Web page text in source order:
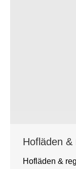
Hofläden &
Hofläden &